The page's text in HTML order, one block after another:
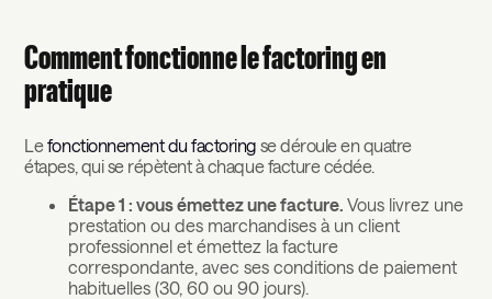
Comment fonctionne le factoring en
pratique
Lefonctionnement du factoring se déroule en quatre
étapes, qui se répètent à chaque facture cédée.
Étape 1 : vous émettez une facture. Vous livrez une
prestation ou des marchandises à un client
professionnel et émettez la facture
correspondante, avec ses conditions de paiement
habituelles (30, 60 ou 90 jours).